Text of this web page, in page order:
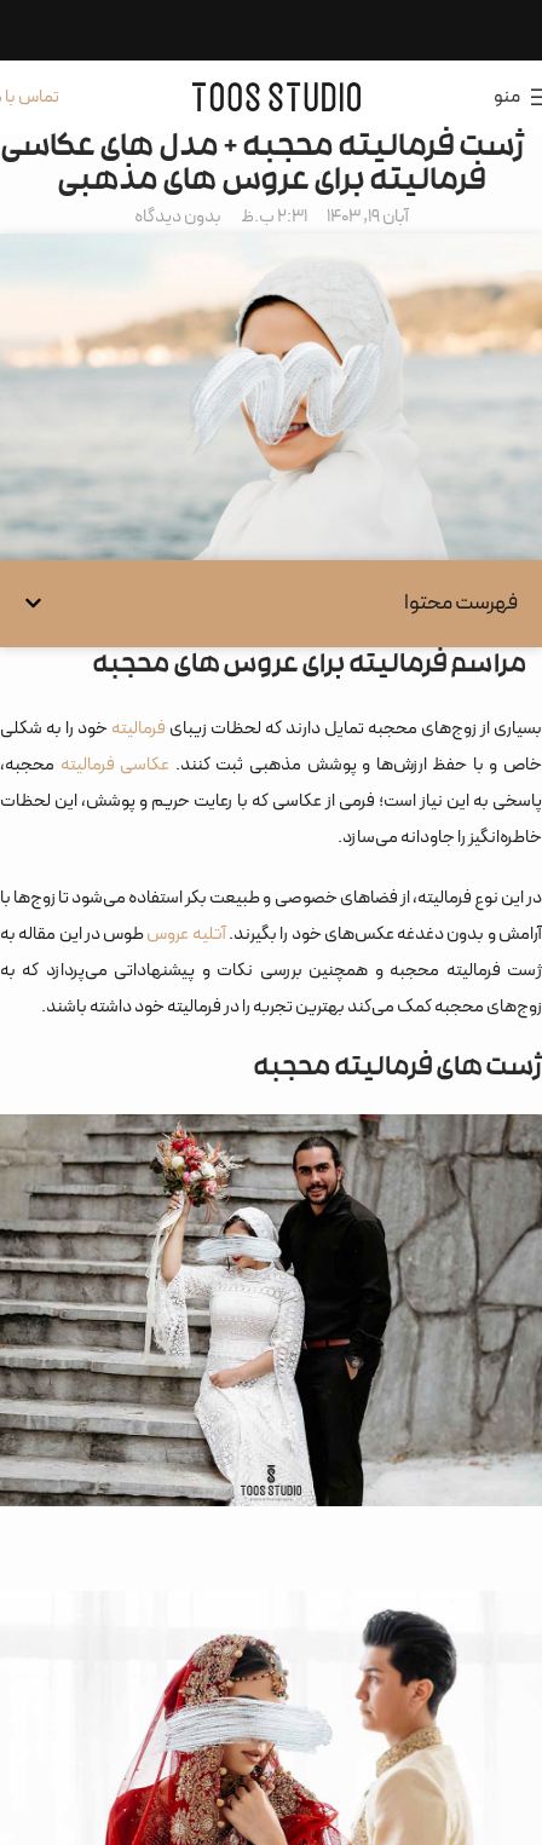
منو تماس با
ژست فرمالیته محجبه + مدل های عکاسی
فرمالیته برای عروس های مذهبی
آبان 19, 1403 2:31 ب.ظ بدون دیدگاه
فهرست محتوا
مراسم فرمالیته برای عروس های محجبه
بسیاری از زوج‌های محجبه تمایل دارند که لحظات زیبای فرمالیتهخود را به شکلی
خاص و با حفظ ارزش‌ها و پوشش مذهبی ثبت کنند. عکاسی فرمالیته محجبه،
پاسخی به این نیاز است؛ فرمی از عکاسی که با رعایت حریم و پوشش، این لحظات
خاطره‌انگیز را جاودانه می‌سازد.
در این نوع فرمالیته، از فضاهای خصوصی و طبیعت بکر استفاده می‌شود تا زوج‌ها با
آرامش و بدون دغدغه عکس‌های خود را بگیرند.آتلیه عروسطوس در این مقاله به
ژست فرمالیته محجبه و همچنین بررسی نکات و پیشنهاداتی می‌پردازد که به
زوج‌های محجبه کمک می‌کند بهترین تجربه را در فرمالیته خود داشته باشند.
ژست های فرمالیته محجبه